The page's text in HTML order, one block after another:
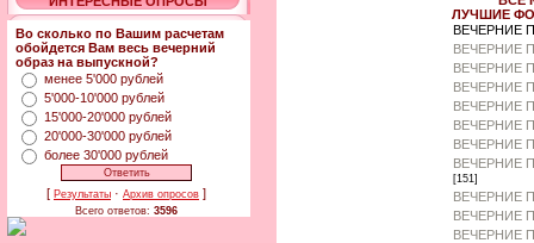
Во сколько по Вашим расчетам
обойдется Вам весь вечерний
образ на выпускной?
менее 5'000 рублей
5'000-10'000 рублей
15'000-20'000 рублей
20'000-30'000 рублей
более 30'000 рублей
[ Результаты · Архив опросов ]
Всего ответов: 3596
ЛУЧШИЕ
ВЕЧЕРНИЕ
ВЕЧЕРНИЕ
ВЕЧЕРНИЕ
ВЕЧЕРНИЕ
ВЕЧЕРНИЕ
ВЕЧЕРНИЕ
ВЕЧЕРНИЕ
ВЕЧЕРНИЕ
[151]
ВЕЧЕРНИЕ
ВЕЧЕРНИЕ
ВЕЧЕРНИЕ